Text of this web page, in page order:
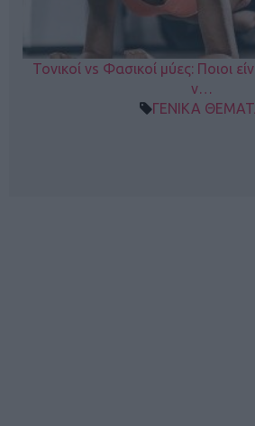
Τονικοί vs Φασικοί μύες: Ποιοι
ν…
ΓΕΝΙΚΑ